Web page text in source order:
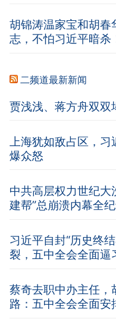
胡锦涛温家宝和胡春
志，不怕习近平暗杀
二频道最新新闻
贾浅浅、蒋方舟双双
上海犹如敌占区，习
爆众怒
中共高层权力世纪大
建帮”总崩溃内幕全
习近平自封“历史终
裂，五中全会全面逼
蔡奇去职中办主任
路：五中全会全面